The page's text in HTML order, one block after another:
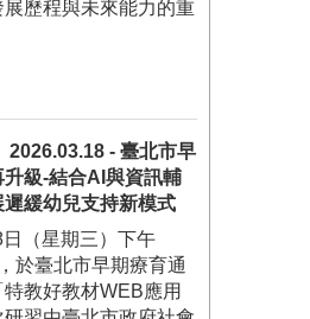
歷程與未來能力的重
2026.03.18 - 臺北市早
級-結合AI與資訊輔
緩幼兒支持新模式
（星期三）下午
於臺北市早期療育通
教好教材WEB應用